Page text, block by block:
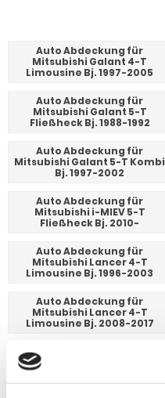
Auto Abdeckung für
Mitsubishi Galant 4-T
Limousine Bj. 1997-2005
Auto Abdeckung für
Mitsubishi Galant 5-T
Fließheck Bj. 1988-1992
Auto Abdeckung für
Mitsubishi Galant 5-T Kombi
Bj. 1997-2002
Auto Abdeckung für
Mitsubishi i-MIEV 5-T
Fließheck Bj. 2010-
Auto Abdeckung für
Mitsubishi Lancer 4-T
Limousine Bj. 1996-2003
Auto Abdeckung für
Mitsubishi Lancer 4-T
Limousine Bj. 2008-2017
Auto Abdeckung für
Mitsubishi Lancer 5-T
Fließheck Bj. 2008-2017